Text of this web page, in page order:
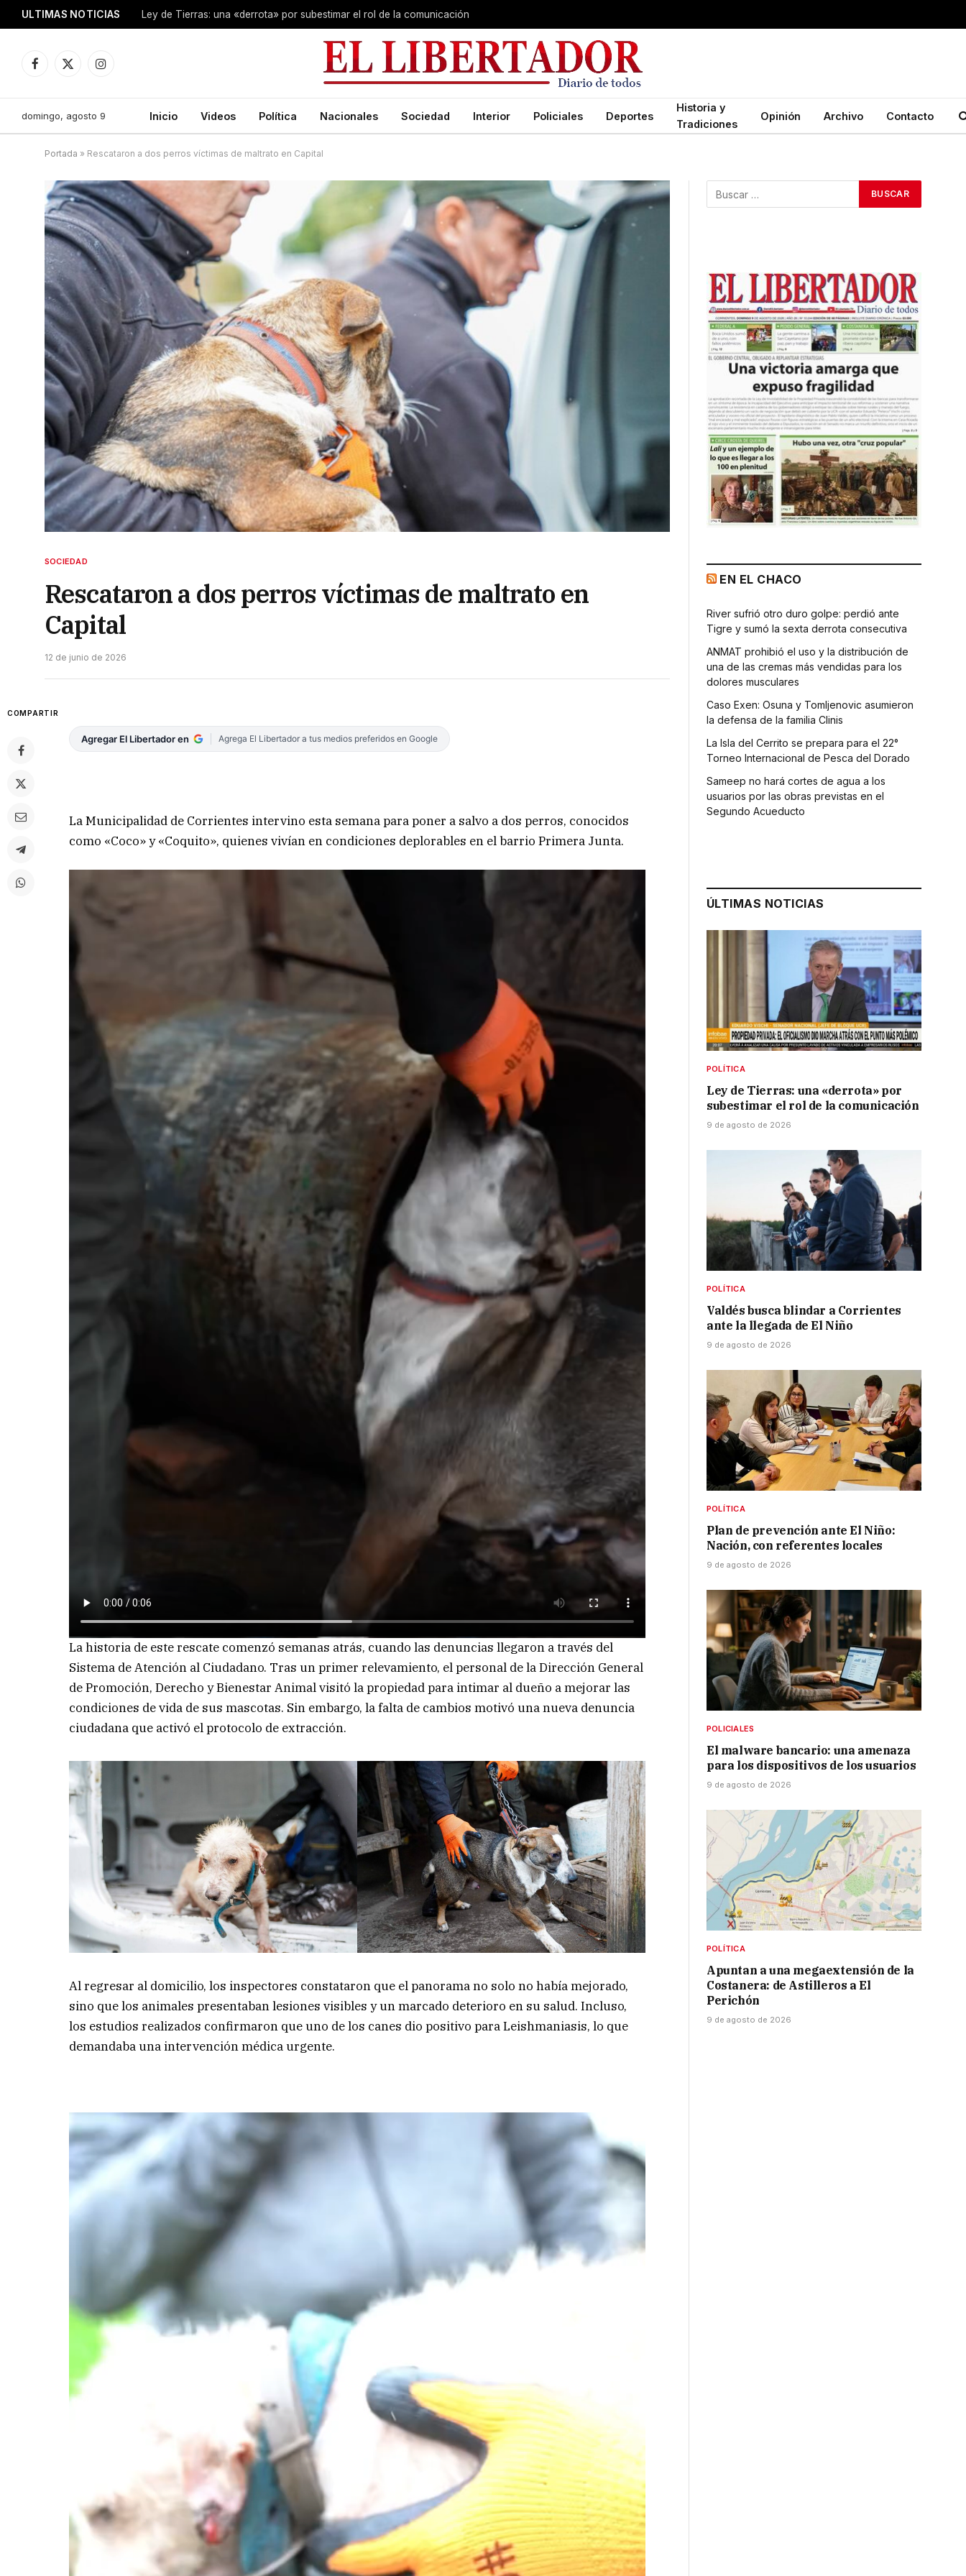
ULTIMAS NOTICIAS Ley de Tierras: una «derrota» por subestimar el rol de la comunicación
Facebook
X
Instagram
domingo, agosto 9 Inicio Videos Política Nacionales Sociedad Interior Policiales Deportes
Historia y
Tradiciones
Opinión Archivo Contacto
Portada » Rescataron a dos perros víctimas de maltrato en Capital
SOCIEDAD
Rescataron a dos perros víctimas de maltrato en
Capital
12 de junio de 2026
COMPARTIR
Agregar El Libertador en Agrega El Libertador a tus medios preferidos en Google
La Municipalidad de Corrientes intervino esta semana para poner a salvo a dos perros, conocidos
como «Coco» y «Coquito», quienes vivían en condiciones deplorables en el barrio Primera Junta.
La historia de este rescate comenzó semanas atrás, cuando las denuncias llegaron a través del
Sistema de Atención al Ciudadano. Tras un primer relevamiento, el personal de la Dirección General
de Promoción, Derecho y Bienestar Animal visitó la propiedad para intimar al dueño a mejorar las
condiciones de vida de sus mascotas. Sin embargo, la falta de cambios motivó una nueva denuncia
ciudadana que activó el protocolo de extracción.
Al regresar al domicilio, los inspectores constataron que el panorama no solo no había mejorado,
sino que los animales presentaban lesiones visibles y un marcado deterioro en su salud. Incluso,
los estudios realizados confirmaron que uno de los canes dio positivo para Leishmaniasis, lo que
demandaba una intervención médica urgente.
EN EL CHACO
River sufrió otro duro golpe: perdió ante
Tigre y sumó la sexta derrota consecutiva
ANMAT prohibió el uso y la distribución de
una de las cremas más vendidas para los
dolores musculares
Caso Exen: Osuna y Tomljenovic asumieron
la defensa de la familia Clinis
La Isla del Cerrito se prepara para el 22°
Torneo Internacional de Pesca del Dorado
Sameep no hará cortes de agua a los
usuarios por las obras previstas en el
Segundo Acueducto
ÚLTIMAS NOTICIAS
POLÍTICA
Ley de Tierras: una «derrota» por
subestimar el rol de la comunicación
9 de agosto de 2026
POLÍTICA
Valdés busca blindar a Corrientes
ante la llegada de El Niño
9 de agosto de 2026
POLÍTICA
Plan de prevención ante El Niño:
Nación, con referentes locales
9 de agosto de 2026
POLICIALES
El malware bancario: una amenaza
para los dispositivos de los usuarios
9 de agosto de 2026
POLÍTICA
Apuntan a una megaextensión de la
Costanera: de Astilleros a El
Perichón
9 de agosto de 2026